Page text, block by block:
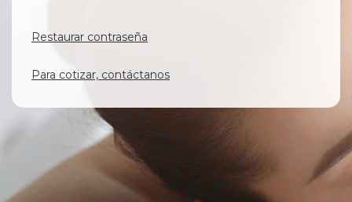
Restaurar contraseña
Para cotizar, contáctanos